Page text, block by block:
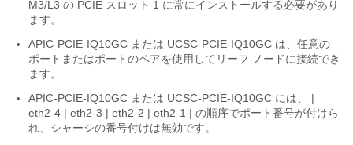
M3/L3 の PCIE スロット 1 に常にインストールする必要があり
ます。
APIC-PCIE-IQ10GC または UCSC-PCIE-IQ10GC は、任意の
ポートまたはポートのペアを使用してリーフ ノードに接続でき
ます。
APIC-PCIE-IQ10GC または UCSC-PCIE-IQ10GC には、 |
eth2-4 | eth2-3 | eth2-2 | eth2-1 | の順序でポート番号が付けら
れ、シャーシの番号付けは無効です。